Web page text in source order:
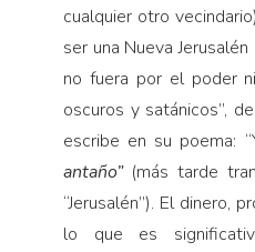
cualquier otro
ser una Nueva
no fuera por el poder
oscuros y satánicos”,
escribe en su poema:
antaño”(más tarde
“Jerusalén”). El dinero,
lo que es